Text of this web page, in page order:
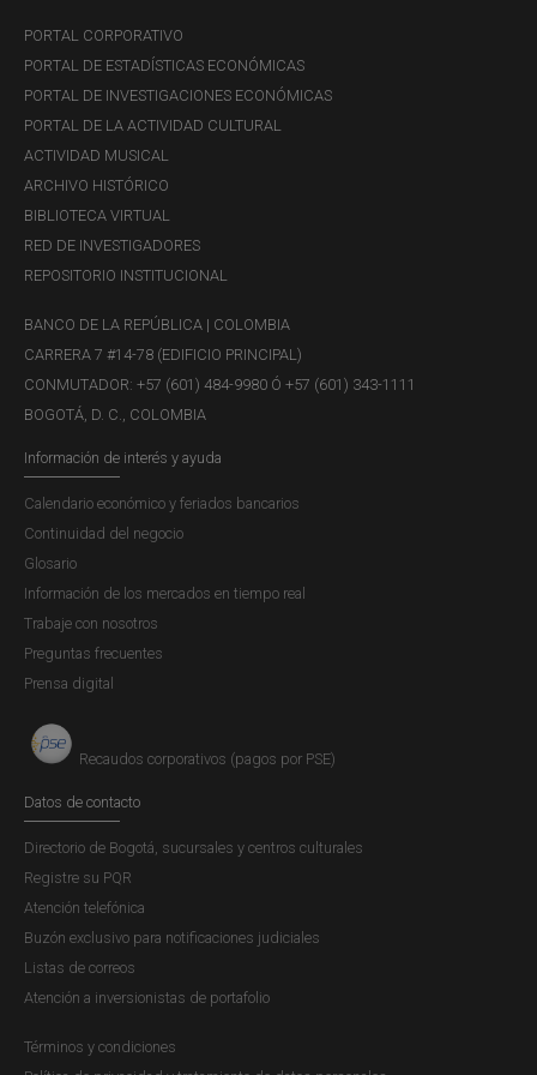
¿El componente está presente y funcionando?: Sí
Nivel de Cumplimiento componente:
Estado actual: Explicación de las debilidades y/o
Fortalezas:
Fortalezas:
compromiso con la integridad y promueve el
comportamiento ético de sus colaboradores a
través de la divulgación y seguimiento periódico al
diseñado, implementado y divulgado
procedimientos para la administración de posibles
conflictos de interés. El Banco cuenta con
procedimientos para que sus proveedores declaren
la inexistencia de inhabilidades e
incompatibilidades en los procesos de contratación.
Así mismo, se ha diseñado e implementado la
estrategia antifraude que incorpora una declaración
sobre "cero tolerancia" ante actos ilícitos. El Banco
formuló en concordancia con dicha estrategia, el
Plan Anticorrupción y de Atención al Ciudadano
(PAAC) y como se menciona en el componente de
evaluación de riesgos, este contiene las actividades
corrupción, que para 2023 tuvo como objetivo
respuesta ante actos ilícitos, promover acciones
para la lucha contra la corrupción y mejorar la
interacción entre el Banco y la ciudadanía, a través
del mejoramiento de los mecanismos de atención,
transparencia, y rendición de informes.
Adicionalmente, el Banco diseñó e implementó el
Sistema Informático de Atención al Ciudadano
gestión de peticiones, quejas, reclamos,
PORTAL CORPORATIVO
PORTAL DE ESTADÍSTICAS ECONÓMICAS
PORTAL DE INVESTIGACIONES ECONÓMICAS
PORTAL DE LA ACTIVIDAD CULTURAL
ACTIVIDAD MUSICAL
ARCHIVO HISTÓRICO
BIBLIOTECA VIRTUAL
RED DE INVESTIGADORES
REPOSITORIO INSTITUCIONAL
BANCO DE LA REPÚBLICA | COLOMBIA
CARRERA 7 #14-78 (EDIFICIO PRINCIPAL)
CONMUTADOR: +57 (601) 484-9980 Ó +57 (601) 343-1111
BOGOTÁ, D. C., COLOMBIA
Información de interés y ayuda
Calendario económico y feriados bancarios
Continuidad del negocio
Glosario
Información de los mercados en tiempo real
Trabaje con nosotros
Preguntas frecuentes
Prensa digital
Recaudos corporativos (pagos por PSE)
Datos de contacto
Directorio de Bogotá, sucursales y centros culturales
Registre su PQR
Atención telefónica
Buzón exclusivo para notificaciones judiciales
Listas de correos
Atención a inversionistas de portafolio
Términos y condiciones